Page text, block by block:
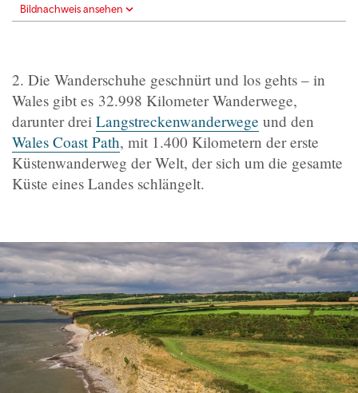
Bildnachweis ansehen
2. Die Wanderschuhe geschnürt und los gehts – in
Wales gibt es 32.998 Kilometer Wanderwege,
darunter drei Langstreckenwanderwege und den
Wales Coast Path, mit 1.400 Kilometern der erste
Küstenwanderweg der Welt, der sich um die gesamte
Küste eines Landes schlängelt.